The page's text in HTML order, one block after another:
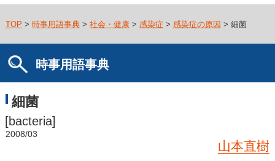
TOP > 時事用語事典> 社会・健康> 感染症 > 感染症の原因 > 細菌
時事用語事典
細菌
[bacteria]
2008/03
山本直樹